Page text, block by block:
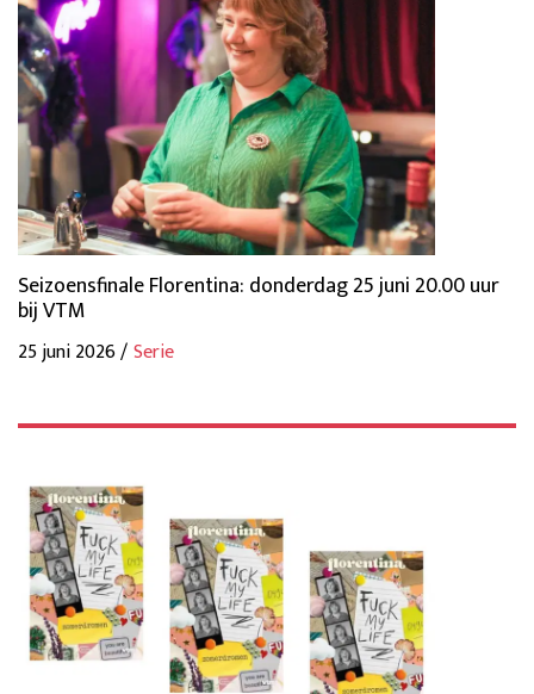
Seizoensfinale Florentina: donderdag 25 juni 20.00 uur
bij VTM
25 juni 2026 /Serie